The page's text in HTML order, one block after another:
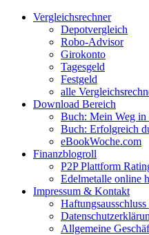
Zum
Facebook
Twitter
Instagram
Pinterest
YouTubeVergleichsrechner
Depotvergleich
Robo-Advisor
Girokonto
Tagesgeld
Festgeld
alle
Download Bereich
Buch: Mein Weg
Buch: Erfolgreich
eBookWoche.com
Finanzblogroll
P2P Plattform
Edelmetalle online
Impressum & Kontakt
Allgemeine